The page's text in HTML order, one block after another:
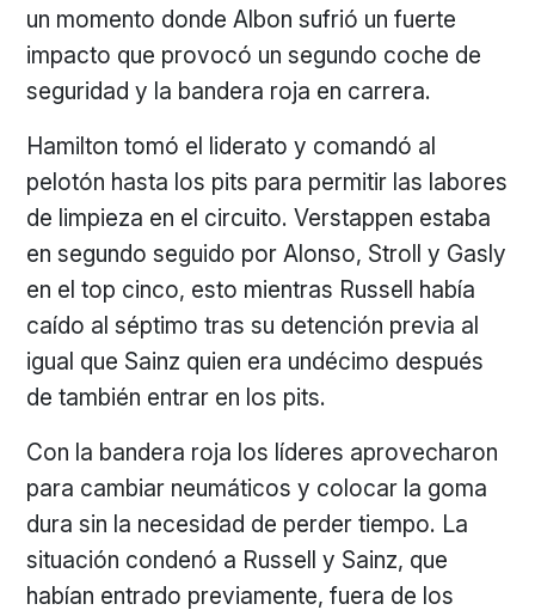
un momento donde Albon sufrió un fuerte
impacto que provocó un segundo coche de
seguridad y la bandera roja en carrera.
Hamilton tomó el liderato y comandó al
pelotón hasta los pits para permitir las labores
de limpieza en el circuito. Verstappen estaba
en segundo seguido por Alonso, Stroll y Gasly
en el top cinco, esto mientras Russell había
caído al séptimo tras su detención previa al
igual que Sainz quien era undécimo después
de también entrar en los pits.
Con la bandera roja los líderes aprovecharon
para cambiar neumáticos y colocar la goma
dura sin la necesidad de perder tiempo. La
situación condenó a Russell y Sainz, que
habían entrado previamente, fuera de los